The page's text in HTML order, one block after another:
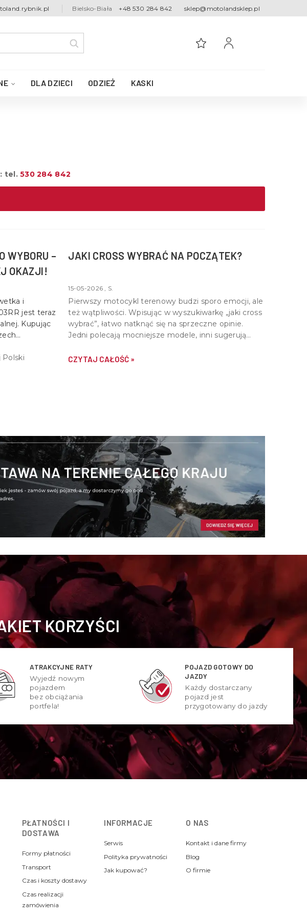
Bielsko-Biała +48 530 284 842 sklep@motolandsklep.pl
DLA DZIECI ODZIEŻ KASKI
tel.530 284 842
WYBORU –
OKAZJI!
i
jest teraz
Kupując
Polski
JAKI CROSS WYBRAĆ NA POCZĄTEK?
15-05-2026 , S.
Pierwszy motocykl terenowy budzi sporo emocji, ale
też wątpliwości. Wpisując w wyszukiwarkę „jaki cross
wybrać”, łatwo natknąć się na sprzeczne opinie.
Jedni polecają mocniejsze modele, inni sugerują
dobry cross na start powinien być dopasowany do
CZYTAJ CAŁOŚĆ »
KORZYŚCI
ATRAKCYJNE RATY
Wyjedź nowym
pojazdem
bez obciążania
portfela!
POJAZD GOTOWY DO
JAZDY
Każdy dostarczany
pojazd jest
przygotowany do jazdy
PŁATNOŚCI I
DOSTAWA
Formy płatności
Transport
Czas i koszty dostawy
Czas realizacji
zamówienia
INFORMACJE
Serwis
Polityka prywatności
Jak kupować?
O NAS
Kontakt i dane firmy
Blog
O firmie